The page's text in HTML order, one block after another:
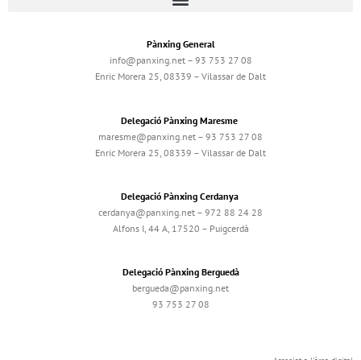
Pànxing General
info@panxing.net – 93 753 27 08
Enric Morera 25, 08339 – Vilassar de Dalt
Delegació Pànxing Maresme
maresme@panxing.net – 93 753 27 08
Enric Morera 25, 08339 – Vilassar de Dalt
Delegació Pànxing Cerdanya
cerdanya@panxing.net – 972 88 24 28
Alfons I, 44 A, 17520 – Puigcerdà
Delegació Pànxing Berguedà
bergueda@panxing.net
93 753 27 08